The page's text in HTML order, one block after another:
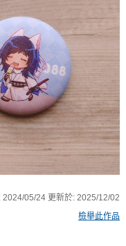
2024/05/24 更新於:2025/12/02
檢舉此作品